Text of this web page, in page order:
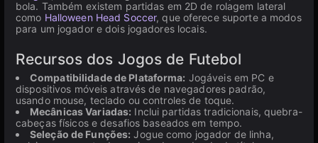
bola. Também existem partidas em 2D de rolagem lateral
como Halloween Head Soccer, que oferece suporte a modos
para um jogador e dois jogadores locais.
Recursos dos Jogos de Futebol
Compatibilidade de Plataforma: Jogáveis em PC e
dispositivos móveis através de navegadores padrão,
usando mouse, teclado ou controles de toque.
Mecânicas Variadas: Inclui partidas tradicionais, quebra-
cabeças físicos e desafios baseados em tempo.
Seleção de Funções: Jogue como jogador de linha,